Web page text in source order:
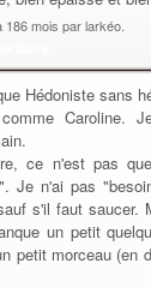
186 mois par larkéo.
Hédoniste sans
Caroline.
ce n'est pas
Je n'ai pas
s'il faut saucer.
un petit
petit morceau (en